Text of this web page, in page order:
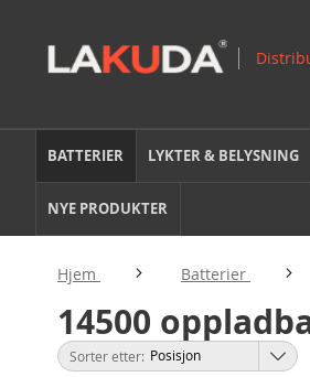
BATTERIER LYKTER & BELYSNING
NYE PRODUKTER
Hjem Batterier
14500
Sorter etter